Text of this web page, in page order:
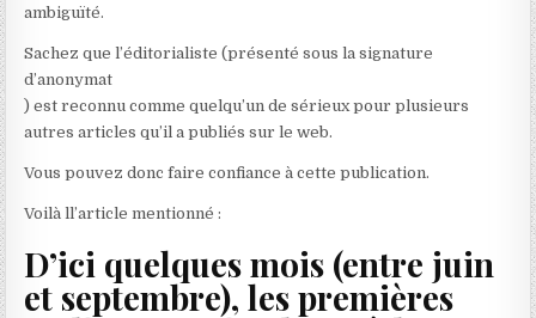
ambiguïté.
Sachez que l’éditorialiste (présenté sous la signature
d’anonymat
) est reconnu comme quelqu’un de sérieux pour plusieurs
autres articles qu’il a publiés sur le web.
Vous pouvez donc faire confiance à cette publication.
Voilà ll’article mentionné :
D’ici quelques mois (entre juin
et septembre), les premières